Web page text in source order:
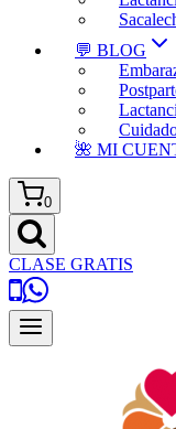
💬 BLOG
🌺 MI
0
CLASE GRATIS